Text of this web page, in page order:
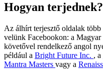
Hogyan terjednek?
Az álhírt terjesztő oldalak
velünk Facebookon: a Magyar
követővel rendelkező angol
például a Bright Future Inc. , a
Mantra Masters vagy a